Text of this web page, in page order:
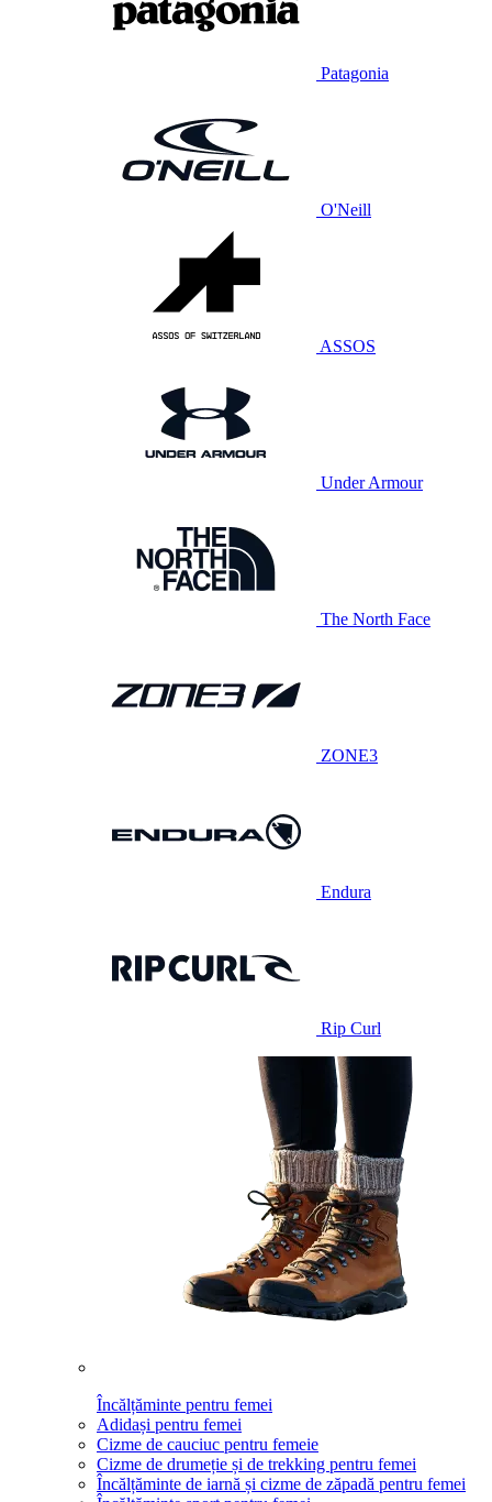
Patagonia
O'Neill
ASSOS
Under Armour
The North Face
ZONE3
Endura
Rip Curl
Încălțăminte pentru femei
Adidași pentru femei
Cizme de cauciuc pentru femeie
Cizme de drumeție și de trekking pentru femei
Încălțăminte de iarnă și cizme de zăpadă pentru femei